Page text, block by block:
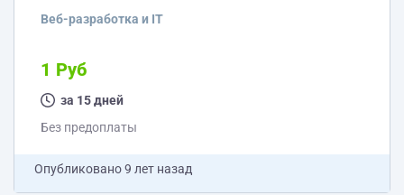
пример (там просто)) ) Прошу писать сроки и цены -
верстаете. Работаю по безопасной сделки. По всем
вопросам отвечу, инфа для сайт подготовлена.
Веб-разработка и IT
1 Руб
за 15 дней
Без предоплаты
Опубликовано9 лет назад